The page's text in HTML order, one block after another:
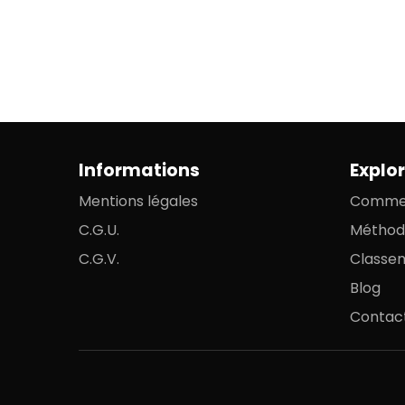
Informations
Mentions légales
C.G.U.
C.G.V.
Blog